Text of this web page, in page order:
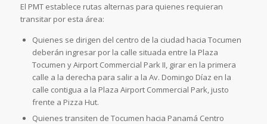
El PMT establece rutas alternas para quienes requieran
transitar por esta área:
Quienes se dirigen del centro de la ciudad hacia Tocumen
deberán ingresar por la calle situada entre la Plaza
Tocumen y Airport Commercial Park II, girar en la primera
calle a la derecha para salir a la Av. Domingo Díaz en la
calle contigua a la Plaza Airport Commercial Park, justo
frente a Pizza Hut.
Quienes transiten de Tocumen hacia Panamá Centro